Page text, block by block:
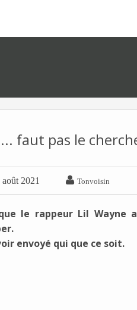
faut pas le
août 2021  Tonvoisin
le rappeur Lil Wayne
envoyé qui que ce soit.